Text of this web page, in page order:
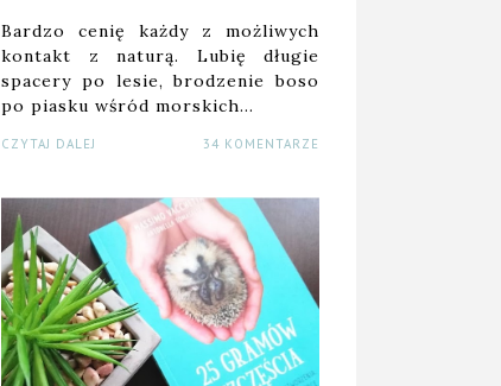
Bardzo cenię każdy z możliwych
kontakt z naturą. Lubię długie
spacery po lesie, brodzenie boso
po piasku wśród morskich…
CZYTAJ DALEJ 34 KOMENTARZE